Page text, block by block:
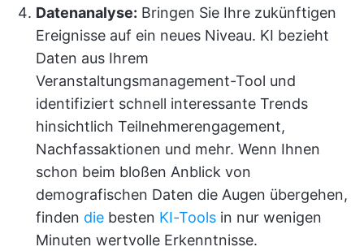
Datenanalyse: Bringen Sie Ihre zukünftigen
Ereignisse auf ein neues Niveau. KI bezieht
Daten aus Ihrem
Veranstaltungsmanagement-Tool und
identifiziert schnell interessante Trends
hinsichtlich Teilnehmerengagement,
Nachfassaktionen und mehr. Wenn Ihnen
schon beim bloßen Anblick von
demografischen Daten die Augen übergehen,
finden die besten KI-Tools in nur wenigen
Minuten wertvolle Erkenntnisse.